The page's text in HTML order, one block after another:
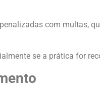
com multas,
se a prática for